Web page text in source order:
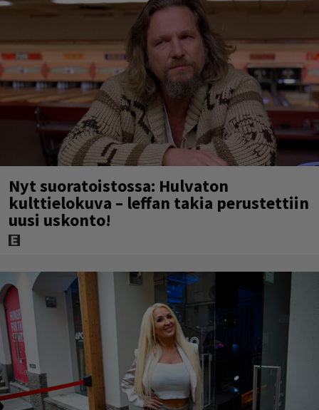
Nyt suoratoistossa: Hulvaton
kulttielokuva – leffan takia perustettiin
uusi uskonto!